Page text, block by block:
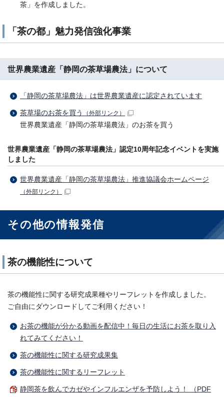
茶」を作成しました。
「茶の都」魅力発信強化事業
世界農業遺産「静岡の茶草場農法」について
「静岡の茶草場農法」は世界農業遺産に認定されています
茶草場のお茶を買う （外部リンク）
世界農業遺産「静岡の茶草場農法」のお茶を買う
世界農業遺産「静岡の茶草場農法」認定10周年記念イベントを実施
しました
世界農業遺産「静岡の茶草場農法」推進協議会ホームページ
（外部リンク）
その他の情報発信
茶の機能性について
茶の機能性に関する研究成果種やリーフレットを作成しました。
ご自由にダウンロードしてご利用ください！
お茶の機能が分かる動画を配信中！毎日の生活にお茶を取り入
れてみてください！
茶の機能性に関する研究成果集
茶の機能性に関するリーフレット
静岡茶を飲んでカゼやインフルエンザを予防しよう！ （PDF